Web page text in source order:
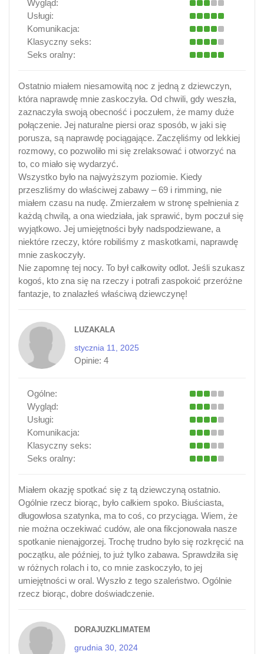
Wygląd:
Usługi:
Komunikacja:
Klasyczny seks:
Seks oralny:
Ostatnio miałem niesamowitą noc z jedną z dziewczyn,
która naprawdę mnie zaskoczyła. Od chwili, gdy weszła,
zaznaczyła swoją obecność i poczułem, że mamy duże
połączenie. Jej naturalne piersi oraz sposób, w jaki się
porusza, są naprawdę pociągające. Zaczęliśmy od lekkiej
rozmowy, co pozwoliło mi się zrelaksować i otworzyć na
to, co miało się wydarzyć.
Wszystko było na najwyższym poziomie. Kiedy
przeszliśmy do właściwej zabawy – 69 i rimming, nie
miałem czasu na nudę. Zmierzałem w stronę spełnienia z
każdą chwilą, a ona wiedziała, jak sprawić, bym poczuł się
wyjątkowo. Jej umiejętności były nadspodziewane, a
niektóre rzeczy, które robiliśmy z maskotkami, naprawdę
mnie zaskoczyły.
Nie zapomnę tej nocy. To był całkowity odlot. Jeśli szukasz
kogoś, kto zna się na rzeczy i potrafi zaspokoić przeróżne
fantazje, to znalazłeś właściwą dziewczynę!
LUZAKALA
stycznia 11, 2025
Opinie: 4
Ogólne:
Wygląd:
Usługi:
Komunikacja:
Klasyczny seks:
Seks oralny:
Miałem okazję spotkać się z tą dziewczyną ostatnio.
Ogólnie rzecz biorąc, było całkiem spoko. Biuściasta,
długowłosa szatynka, ma to coś, co przyciąga. Wiem, że
nie można oczekiwać cudów, ale ona fikcjonowała nasze
spotkanie nienajgorzej. Trochę trudno było się rozkręcić na
początku, ale później, to już tylko zabawa. Sprawdziła się
w różnych rolach i to, co mnie zaskoczyło, to jej
umiejętności w oral. Wyszło z tego szaleństwo. Ogólnie
rzecz biorąc, dobre doświadczenie.
DORAJUZKLIMATEM
grudnia 30, 2024